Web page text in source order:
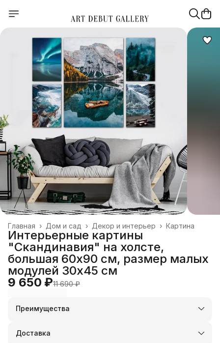
Картина
Декор и интерьер ›
Дом и сад ›
Главная ›
Интерьерные картины
"Скандинавия" на холсте,
большая 60х90 см, размер малых
модулей 30х45 см
9 650 ₽11 690 ₽
Преимущества
Оплата частями в Сплит
Удобный возврат
Доставка